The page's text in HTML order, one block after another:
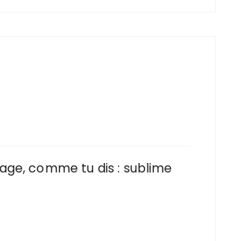
comme tu dis : sublime